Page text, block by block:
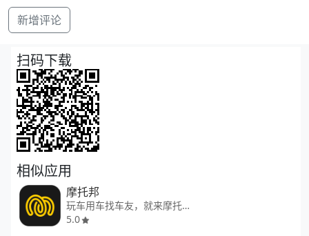
新增评论
扫码下载
相似应用
摩托邦
玩车用车找车友，就来摩托邦
5.0